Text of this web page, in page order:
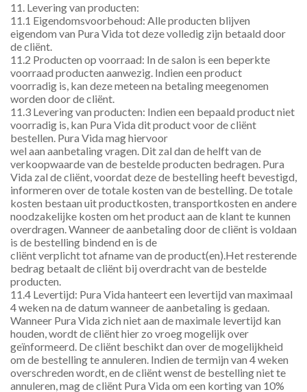
11. Levering van producten:
11.1 Eigendomsvoorbehoud: Alle producten blijven
eigendom van Pura Vida tot deze volledig zijn betaald door
de cliënt.
11.2 Producten op voorraad: In de salon is een beperkte
voorraad producten aanwezig. Indien een product
voorradig is, kan deze meteen na betaling meegenomen
worden door de cliënt.
11.3 Levering van producten: Indien een bepaald product niet
voorradig is, kan Pura Vida dit product voor de cliënt
bestellen. Pura Vida mag hiervoor
wel aan aanbetaling vragen. Dit zal dan de helft van de
verkoopwaarde van de bestelde producten bedragen. Pura
Vida zal de cliënt, voordat deze de bestelling heeft bevestigd,
informeren over de totale kosten van de bestelling. De totale
kosten bestaan uit productkosten, transportkosten en andere
noodzakelijke kosten om het product aan de klant te kunnen
overdragen. Wanneer de aanbetaling door de cliënt is voldaan
is de bestelling bindend en is de
cliënt verplicht tot afname van de product(en).Het resterende
bedrag betaalt de cliënt bij overdracht van de bestelde
producten.
11.4 Levertijd: Pura Vida hanteert een levertijd van maximaal
4 weken na de datum wanneer de aanbetaling is gedaan.
Wanneer Pura Vida zich niet aan de maximale levertijd kan
houden, wordt de cliënt hier zo vroeg mogelijk over
geïnformeerd. De cliënt beschikt dan over de mogelijkheid
om de bestelling te annuleren. Indien de termijn van 4 weken
overschreden wordt, en de cliënt wenst de bestelling niet te
annuleren, mag de cliënt Pura Vida om een korting van 10%